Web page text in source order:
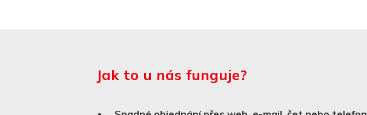
Jak to u nás funguje?